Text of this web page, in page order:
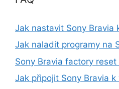
Jak nastavit Sony Bravia
Jak naladit programy na
Sony Bravia factory
Jak připojit Sony Bravia